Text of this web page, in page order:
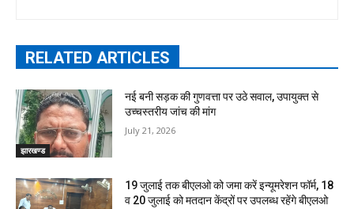
RELATED ARTICLES
झारखण्ड
नई बनी सड़क की गुणवत्ता पर उठे सवाल, उपायुक्त से
उच्चस्तरीय जांच की मांग
July 21, 2026
19 जुलाई तक बीएलओ को जमा करें इन्यूमरेशन फॉर्म, 18
व 20 जुलाई को मतदान केंद्रों पर उपलब्ध रहेंगे बीएलओ